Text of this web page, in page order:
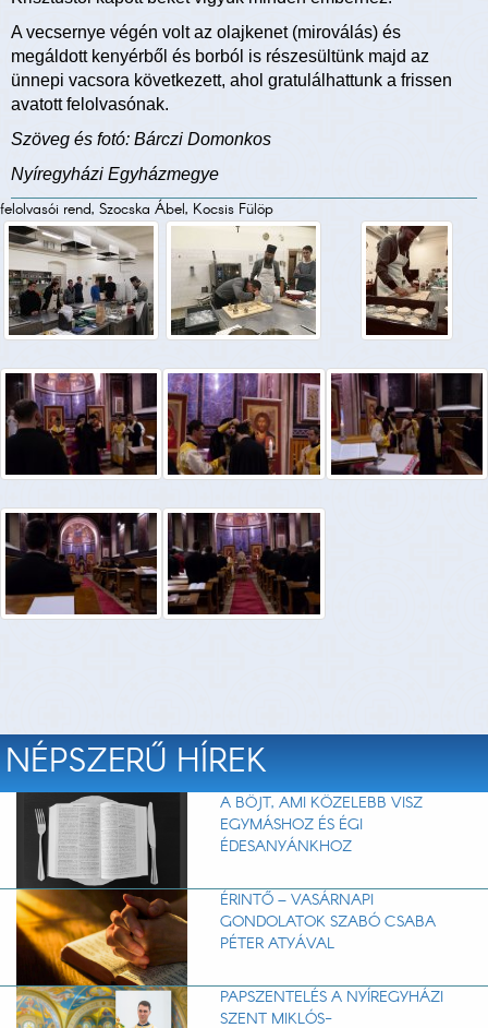
A vecsernye végén volt az olajkenet (miroválás) és
megáldott kenyérből és borból is részesültünk majd az
ünnepi vacsora következett, ahol gratulálhattunk a frissen
avatott felolvasónak.
Szöveg és fotó: Bárczi Domonkos
Nyíregyházi Egyházmegye
felolvasói rend, Szocska Ábel, Kocsis Fülöp
NÉPSZERŰ HÍREK
A BÖJT, AMI KÖZELEBB VISZ
EGYMÁSHOZ ÉS ÉGI
ÉDESANYÁNKHOZ
ÉRINTŐ – VASÁRNAPI
GONDOLATOK SZABÓ CSABA
PÉTER ATYÁVAL
PAPSZENTELÉS A NYÍREGYHÁZI
SZENT MIKLÓS-